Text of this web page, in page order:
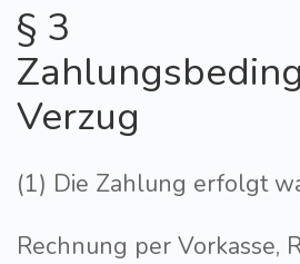
§ 3
Verzug
(1) Die Zahlung erfolgt
Rechnung per Vorkasse,